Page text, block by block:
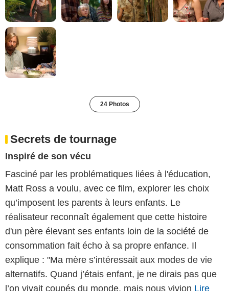
24 Photos
Secrets de tournage
Inspiré de son vécu
Fasciné par les problématiques liées à l'éducation,
Matt Ross a voulu, avec ce film, explorer les choix
qu’imposent les parents à leurs enfants. Le
réalisateur reconnaît également que cette histoire
d'un père élevant ses enfants loin de la société de
consommation fait écho à sa propre enfance. Il
explique : "Ma mère s’intéressait aux modes de vie
alternatifs. Quand j’étais enfant, je ne dirais pas que
l’on vivait coupés du monde, mais nous vivion Lire